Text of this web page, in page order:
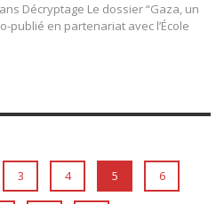
Décryptage Le dossier “Gaza, un
publié en partenariat avec l’École
3 4 5 6